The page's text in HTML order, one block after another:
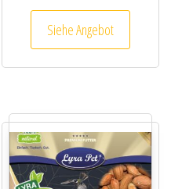
Siehe Angebot